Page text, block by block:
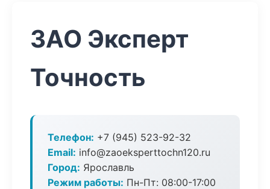
ЗАО Эксперт
Точность
Телефон: +7 (945) 523-92-32
Email: info@zaoeksperttochn120.ru
Город: Ярославль
Режим работы: Пн-Пт: 08:00-17:00